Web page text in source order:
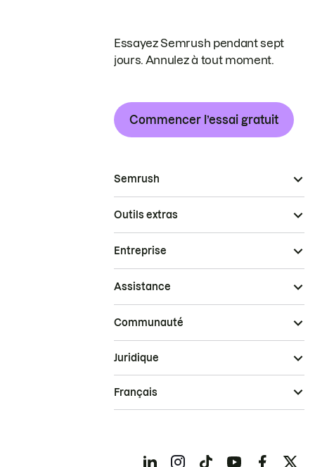
Essayez Semrush pendant sept
jours. Annulez à tout moment.
Commencer l’essai gratuit
Semrush
Outils extras
Entreprise
Assistance
Communauté
Juridique
Français